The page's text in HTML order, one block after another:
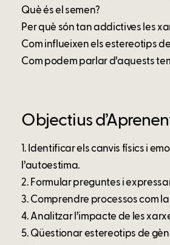
Què és el semen?
Per què són tan addictives les
Com influeixen els estereotips
Com podem parlar d’aquests
Objectius
1. Identificar els canvis físics i
l’autoestima.
2. Formular preguntes i
3. Comprendre processos com
4. Analitzar l’impacte de les
5. Qüestionar estereotips de